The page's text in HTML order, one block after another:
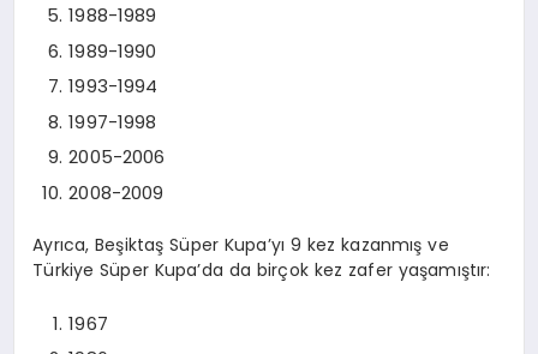
1988-1989
1989-1990
1993-1994
1997-1998
2005-2006
2008-2009
Ayrıca, Beşiktaş Süper Kupa’yı 9 kez kazanmış ve
Türkiye Süper Kupa’da da birçok kez zafer yaşamıştır:
1967